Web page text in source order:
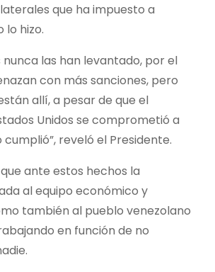
que ha impuesto a
lo hizo.
nunca las han levantado, por el
con más sanciones, pero
allí, a pesar de que el
Unidos se comprometió a
reveló el Presidente.
ante estos hechos la
al equipo económico y
también al pueblo venezolano
en función de no